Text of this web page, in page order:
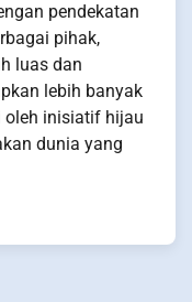
pendekatan
pihak,
luas dan
lebih banyak
oleh inisiatif hijau
dunia yang